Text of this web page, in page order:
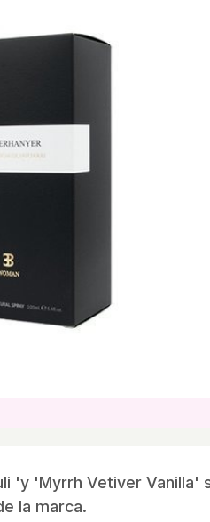
'y 'Myrrh Vetiver Vanilla'
la marca.